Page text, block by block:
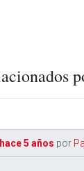
5 años por